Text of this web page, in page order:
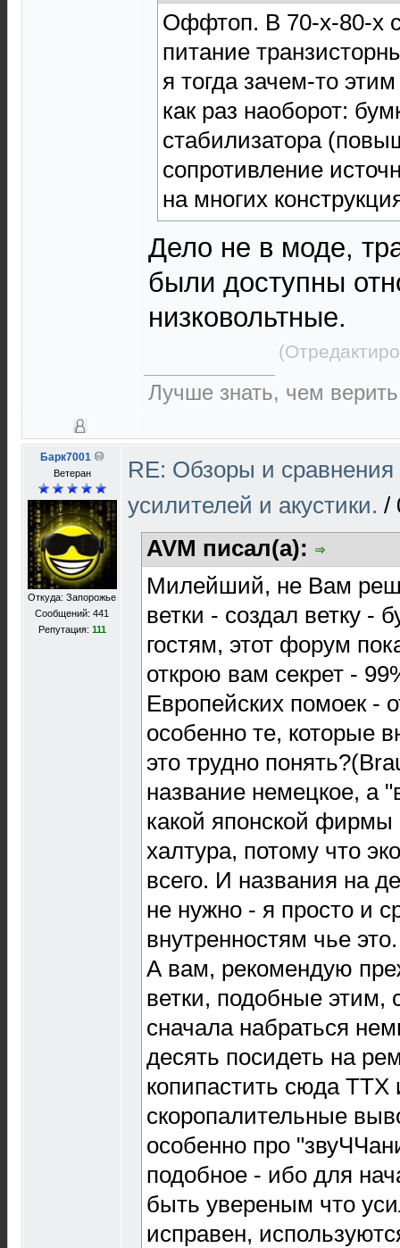
Оффтоп. В 70-х-80-х
питание
я тогда зачем-то
как раз наоборот:
стабилизатора
сопротивление
на многих
Дело не в моде,
были доступны
низковольтные.
Лучше знать, чем
Барк7001
Ветеран
Откуда: Запорожье
Сообщений: 441
Репутация: 111
RE: Обзоры и
усилителей и акустики. /
AVM писал(а):
Милейший, не Вам
ветки - создал ветку -
гостям, этот форум
открою вам секрет -
Европейских помоек -
особенно те, которые
это трудно
название немецкое, а
какой японской фирмы
халтура, потому что
всего. И названия на
не нужно - я просто и
внутренностям чье это.
А вам, рекомендую
ветки, подобные этим,
сначала набраться
десять посидеть на
копипастить сюда ТТХ
скоропалительные
особенно про
подобное - ибо для
быть увереным что
исправен,